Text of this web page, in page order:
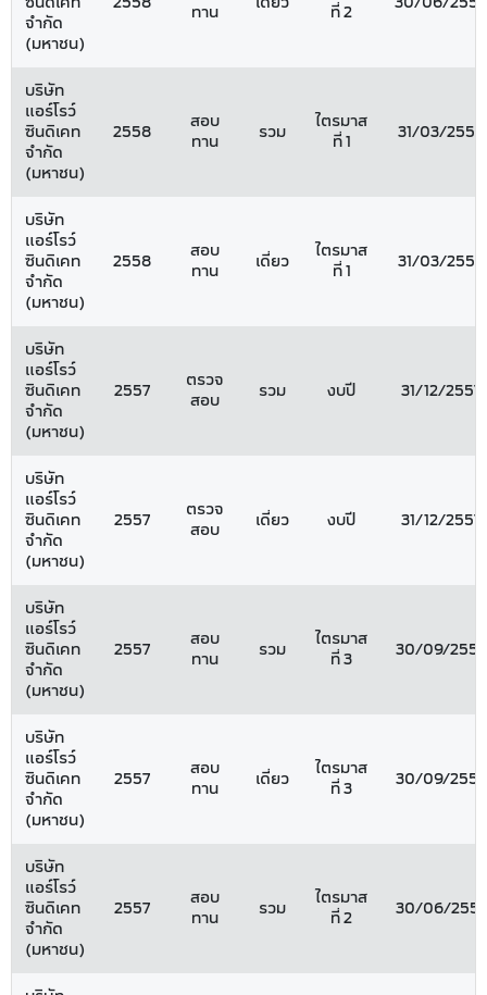
จำกัด
(มหาชน)
ทาน
ที่ 2
บริษัท
แอร์โรว์
ซินดิเคท
จำกัด
(มหาชน)
2558
สอบ
ทาน
รวม
ไตรมาส
ที่ 1
31/03/2558
บริษัท
แอร์โรว์
ซินดิเคท
จำกัด
(มหาชน)
2558
สอบ
ทาน
เดี่ยว
ไตรมาส
ที่ 1
31/03/2558
บริษัท
แอร์โรว์
ซินดิเคท
จำกัด
(มหาชน)
2557
ตรวจ
สอบ
รวม งบปี 31/12/2557
บริษัท
แอร์โรว์
ซินดิเคท
จำกัด
(มหาชน)
2557
ตรวจ
สอบ
เดี่ยว งบปี 31/12/2557
บริษัท
แอร์โรว์
ซินดิเคท
จำกัด
(มหาชน)
2557
สอบ
ทาน
รวม
ไตรมาส
ที่ 3
30/09/2557
บริษัท
แอร์โรว์
ซินดิเคท
จำกัด
(มหาชน)
2557
สอบ
ทาน
เดี่ยว
ไตรมาส
ที่ 3
30/09/2557
บริษัท
แอร์โรว์
ซินดิเคท
จำกัด
(มหาชน)
2557
สอบ
ทาน
รวม
ไตรมาส
ที่ 2
30/06/2557